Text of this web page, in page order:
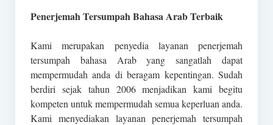
Penerjemah Tersumpah Bahasa Arab Terbaik
Kami merupakan penyedia layanan penerjemah
tersumpah bahasa Arab yang sangatlah dapat
mempermudah anda di beragam kepentingan. Sudah
berdiri sejak tahun 2006 menjadikan kami begitu
kompeten untuk mempermudah semua keperluan anda.
Kami menyediakan layanan penerjemah tersumpah